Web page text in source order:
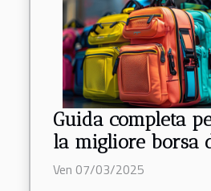
Guida completa
la migliore borsa
Ven 07/03/2025